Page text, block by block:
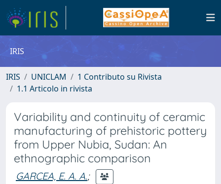
IRIS
IRIS UNICLAM
1 Contributo su Rivista
1.1 Articolo in rivista
Variability and continuity of ceramic
manufacturing of prehistoric pottery
from Upper Nubia, Sudan: An
ethnographic comparison
GARCEA, E. A. A.;